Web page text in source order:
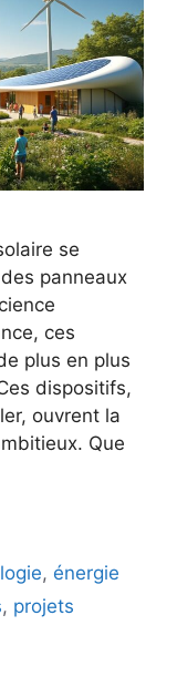
se
panneaux
ces
plus en plus
dispositifs,
ouvrent la
Que
, énergie
, projets